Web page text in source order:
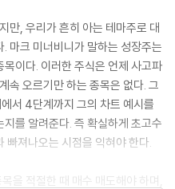
만, 우리가 흔히 아는 테마주로 대
마크 미너비니가 말하는 성장주는
이다. 이러한 주식은 언제 사고파
속 오르기만 하는 종목은 없다. 그
서 4단계까지 그의 차트 예시를
를 알려준다. 즉 확실하게 초고수
빠져나오는 시점을 익혀야 한다.
을 적절한 때 매수 매도해야 하며,